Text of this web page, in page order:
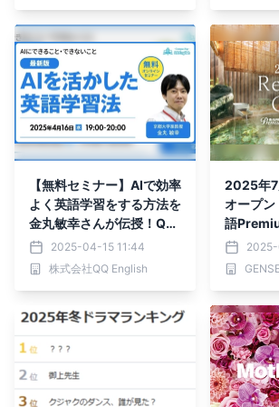
【無料セミナー】AIで効率
よく英語学習をする方法を
金丸敏幸さんが伝授！QQ
English無料オンラインセ
ミナーを4月16日(水)19時
から開催いたします。
2025-04-15 11:44
株式会社QQ English
2025年7
オープン
語
ュー岡部
7日（月